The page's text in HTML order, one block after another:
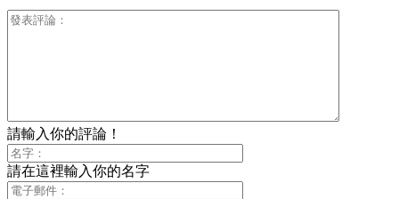
請輸入你的評論！
請在這裡輸入你的名字